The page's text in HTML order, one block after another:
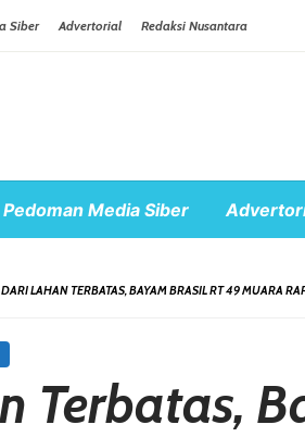
Siber Advertorial Redaksi Nusantara
Pedoman Media Siber
DARI LAHAN TERBATAS, BAYAM BRASIL RT 49 MUARA
Terbatas,